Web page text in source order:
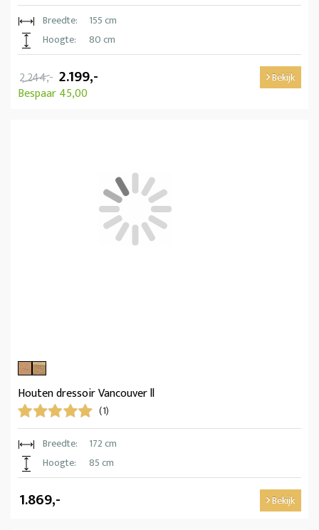
Breedte:
155 cm
Hoogte:
80 cm
2.244,- 2.199,-
Bespaar 45,00
Bekijk
Houten dressoir Vancouver ll
(1)
Breedte:
172 cm
Hoogte:
85 cm
1.869,- Bekijk